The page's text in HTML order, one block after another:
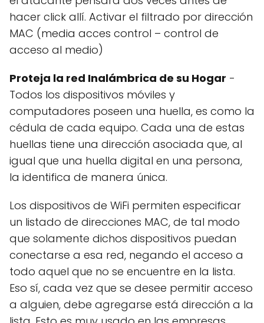
hacer click allí. Activar el filtrado por dirección
MAC (media acces control – control de
acceso al medio)
Proteja la red Inalámbrica de su Hogar -
Todos los dispositivos móviles y
computadores poseen una huella, es como la
cédula de cada equipo. Cada una de estas
huellas tiene una dirección asociada que, al
igual que una huella digital en una persona,
la identifica de manera única.
Los dispositivos de WiFi permiten especificar
un listado de direcciones MAC, de tal modo
que solamente dichos dispositivos puedan
conectarse a esa red, negando el acceso a
todo aquel que no se encuentre en la lista.
Eso sí, cada vez que se desee permitir acceso
a alguien, debe agregarse está dirección a la